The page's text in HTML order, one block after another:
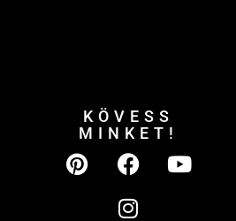
KÖVESS
MINKET!